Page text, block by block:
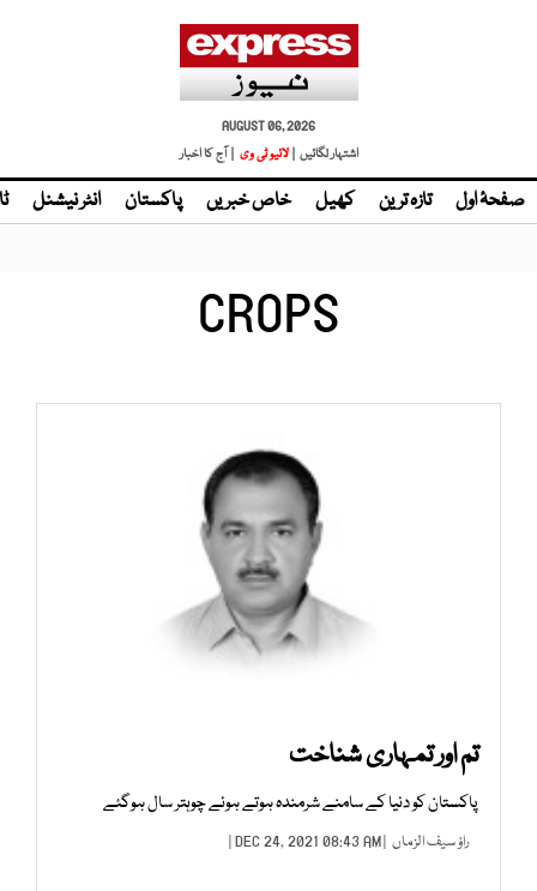
AUGUST 06, 2026
اشتہار لگائیں | لائیو ٹی وی | آج کا اخبار
صفحۂ اول تازہ ترین کھیل خاص خبریں پاکستان انٹر نیشنل
CROPS
تم اور تمہاری شناخت
پاکستان کو دنیا کے سامنے شرمندہ ہوتے ہوئے چوہتر سال ہوگئے
راؤ سیف الزماں | DEC 24, 2021 08:43 AM |